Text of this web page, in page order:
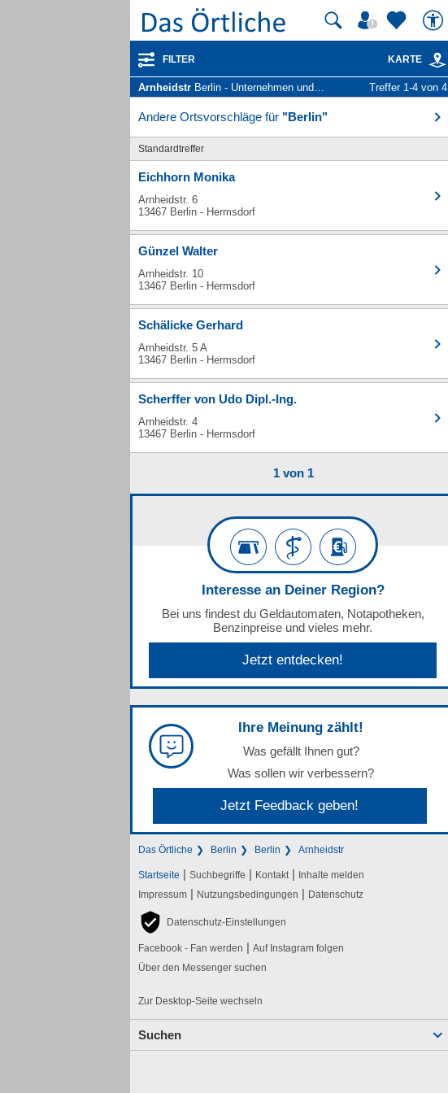
FILTER KARTE
Arnheidstr Berlin - Unternehmen und Personen Treffer 1-4 von 4
Andere Ortsvorschläge für "Berlin"
Standardtreffer
Eichhorn Monika
Arnheidstr. 6
13467 Berlin - Hermsdorf
Günzel Walter
Arnheidstr. 10
13467 Berlin - Hermsdorf
Schälicke Gerhard
Arnheidstr. 5 A
13467 Berlin - Hermsdorf
Scherffer von Udo Dipl.-Ing.
Arnheidstr. 4
13467 Berlin - Hermsdorf
1 von 1
Interesse an Deiner Region?
Bei uns findest du Geldautomaten, Notapotheken,
Benzinpreise und vieles mehr.
Jetzt entdecken!
Ihre Meinung zählt!
Was gefällt Ihnen gut?
Was sollen wir verbessern?
Jetzt Feedback geben!
Das Örtliche Berlin Berlin Arnheidstr
Startseite | Suchbegriffe | Kontakt | Inhalte melden
Impressum | Nutzungsbedingungen | Datenschutz
Datenschutz-Einstellungen
Facebook - Fan werden | Auf Instagram folgen
Über den Messenger suchen
Zur Desktop-Seite wechseln
Suchen